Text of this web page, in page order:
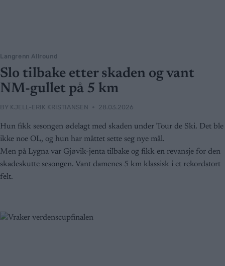
Langrenn Allround
Slo tilbake etter skaden og vant
NM-gullet på 5 km
BY KJELL-ERIK KRISTIANSEN 28.03.2026
Hun fikk sesongen ødelagt med skaden under Tour de Ski. Det ble
ikke noe OL, og hun har måttet sette seg nye mål.
Men på Lygna var Gjøvik-jenta tilbake og fikk en revansje for den
skadeskutte sesongen. Vant damenes 5 km klassisk i et rekordstort
felt.